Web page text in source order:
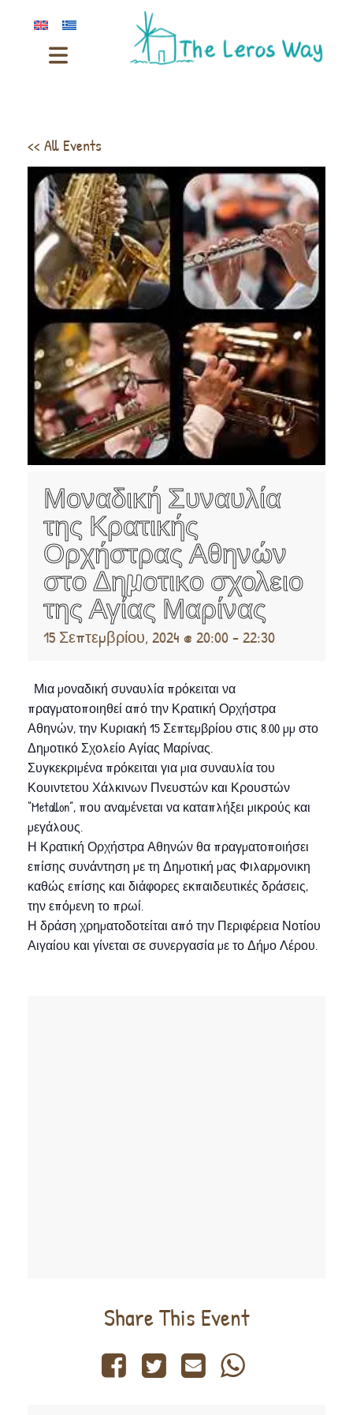
<< All Events
Μοναδική Συναυλία
της Κρατικής
Ορχήστρας Αθηνών
στο Δημοτικο σχολειο
της Αγίας Μαρίνας
15 Σεπτεμβρίου, 2024 @ 20:00-22:30
️Μια μοναδική συναυλία πρόκειται να
πραγματοποιηθεί από την Κρατική Ορχήστρα
Αθηνών, την Κυριακή 15 Σεπτεμβρίου στις 8.00 μμ στο
Δημοτικό Σχολείο Αγίας Μαρίνας.
Συγκεκριμένα πρόκειται για μια συναυλία του
Κουιντετου Χάλκινων Πνευστών και Κρουστών
“Metallon”, που αναμένεται να καταπλήξει μικρούς και
μεγάλους.
Η Κρατική Ορχήστρα Αθηνών θα πραγματοποιήσει
επίσης συνάντηση με τη Δημοτική μας Φιλαρμονικη
καθώς επίσης και διάφορες εκπαιδευτικές δράσεις,
την επόμενη το πρωί.
Η δράση χρηματοδοτείται από την Περιφέρεια Νοτίου
Αιγαίου και γίνεται σε συνεργασία με το Δήμο Λέρου.
Share This Event